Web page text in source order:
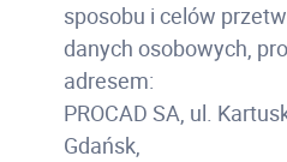
sposobu i celów
danych osobowych,
adresem:
PROCAD SA, ul.
Gdańsk,